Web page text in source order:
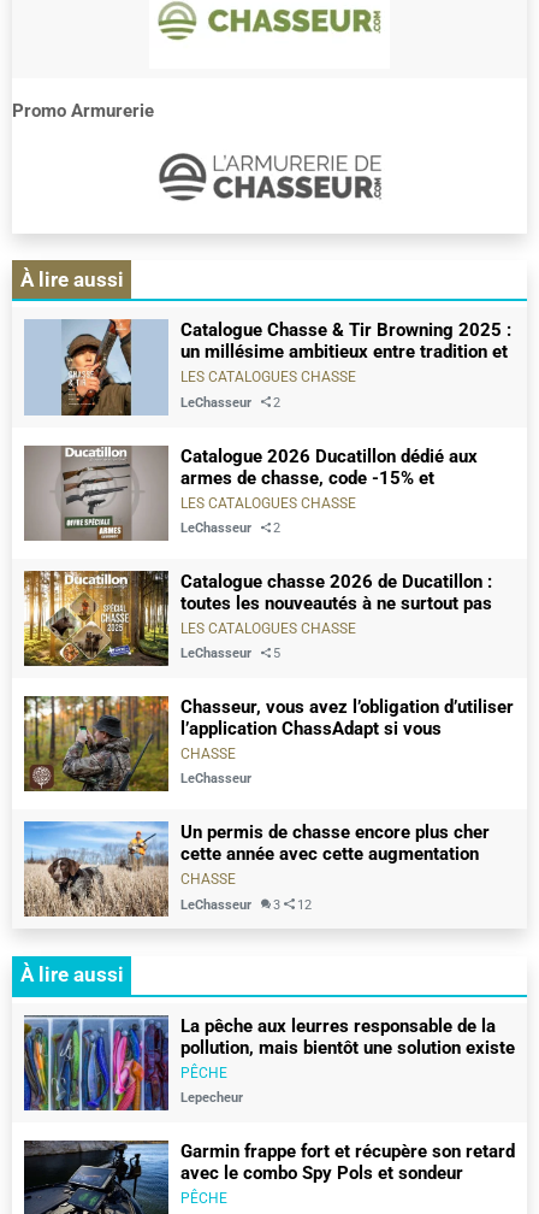
Promo Armurerie
À lire aussi
Catalogue Chasse & Tir Browning 2025 :
un millésime ambitieux entre tradition et
innovation
LES CATALOGUES CHASSE
LeChasseur 2
Catalogue 2026 Ducatillon dédié aux
armes de chasse, code -15% et
téléchargement gratuit
LES CATALOGUES CHASSE
LeChasseur 2
Catalogue chasse 2026 de Ducatillon :
toutes les nouveautés à ne surtout pas
manquer
LES CATALOGUES CHASSE
LeChasseur 5
Chasseur, vous avez l’obligation d’utiliser
l’application ChassAdapt si vous
pratiquez ces chasses
CHASSE
LeChasseur
Un permis de chasse encore plus cher
cette année avec cette augmentation
CHASSE
LeChasseur 3 12
À lire aussi
La pêche aux leurres responsable de la
pollution, mais bientôt une solution existe
PÊCHE
Lepecheur
Garmin frappe fort et récupère son retard
avec le combo Spy Pols et sondeur
gt360uhd
PÊCHE